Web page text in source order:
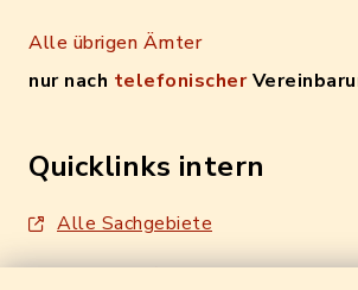
Alle übrigen Ämter
nur nach telefonischer
Quicklinks intern
Alle Sachgebiete
Formulare / Onlinedienste